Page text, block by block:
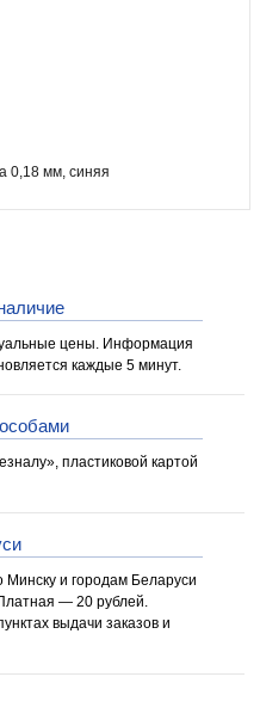
0,18 мм, синяя
цены. Информация
каждые 5 минут.
пластиковой картой
Минску и городам Беларуси
— 20 рублей.
выдачи заказов и